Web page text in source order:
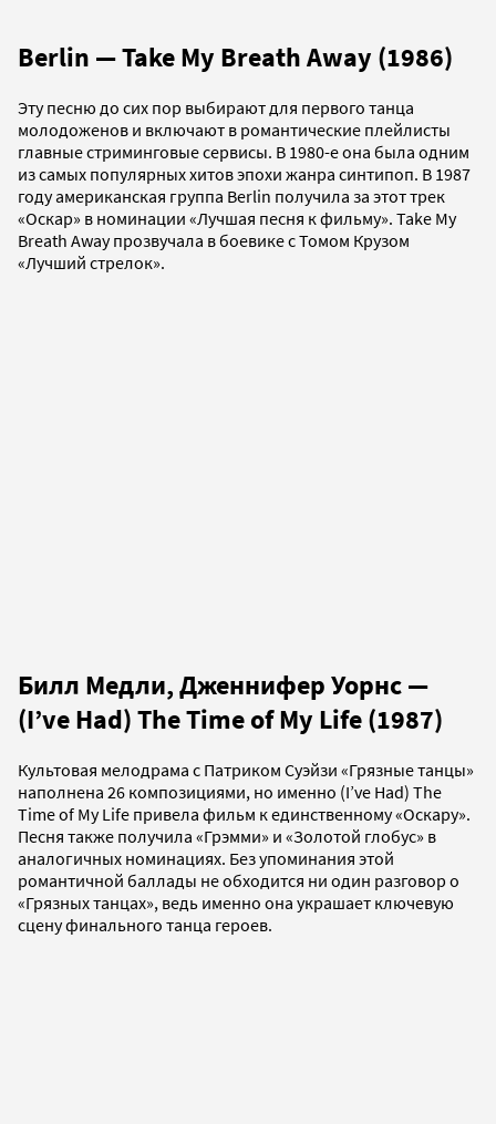
Berlin — Take My Breath Away (1986)
Эту песню до сих пор выбирают для первого танца
молодоженов и включают в романтические плейлисты
главные стриминговые сервисы. В 1980-е она была одним
из самых популярных хитов эпохи жанра синтипоп. В 1987
году американская группа Berlin получила за этот трек
«Оскар» в номинации «Лучшая песня к фильму». Take My
Breath Away прозвучала в боевике с Томом Крузом
«Лучший стрелок».
Билл Медли, Дженнифер Уорнс —
(I’ve Had) The Time of My Life (1987)
Культовая мелодрама с Патриком Суэйзи «Грязные танцы»
наполнена 26 композициями, но именно (I’ve Had) The
Time of My Life привела фильм к единственному «Оскару».
Песня также получила «Грэмми» и «Золотой глобус» в
аналогичных номинациях. Без упоминания этой
романтичной баллады не обходится ни один разговор о
«Грязных танцах», ведь именно она украшает ключевую
сцену финального танца героев.